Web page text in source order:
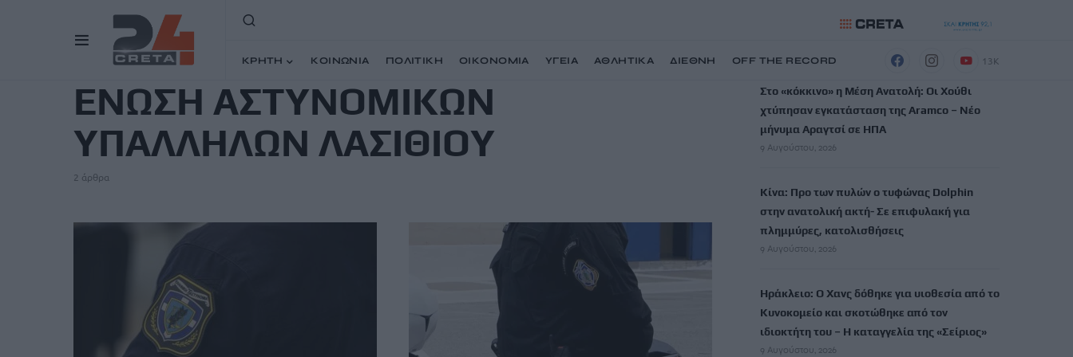
ΚΡΗΤΗ ΚΟΙΝΩΝΙΑ ΠΟΛΙΤΙΚΗ ΟΙΚΟΝΟΜΙΑ ΥΓΕΙΑ ΑΘΛΗΤΙΚΑ ΔΙΕΘΝΗ OFF THE RECORD 13K
ΕΝΩΣΗ ΑΣΤΥΝΟΜΙΚΩΝ
ΥΠΑΛΛΗΛΩΝ ΛΑΣΙΘΙΟΥ
2 άρθρα
ΡΟΗ ΕΙΔΗΣΕΩΝ
Στο «κόκκινο» η Μέση Ανατολή: Οι Χούθι
χτύπησαν εγκατάσταση της Aramco – Νέο
μήνυμα Αραγτσί σε ΗΠΑ
9 Αυγούστου, 2026
Κίνα: Προ των πυλών ο τυφώνας Dolphin
στην ανατολική ακτή- Σε επιφυλακή για
πλημμύρες, κατολισθήσεις
9 Αυγούστου, 2026
Ηράκλειο: Ο Χανς δόθηκε για υιοθεσία από το
Κυνοκομείο και σκοτώθηκε από τον
ιδιοκτήτη του – Η καταγγελία της «Σείριος»
9 Αυγούστου, 2026